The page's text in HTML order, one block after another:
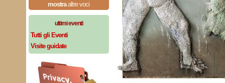
mostraaltre voci
ultimi eventi
Tutti gli Eventi
Visite guidate